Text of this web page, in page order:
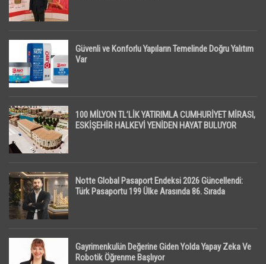
Güvenli ve Konforlu Yapıların Temelinde Doğru Yalıtım
Var
100 MİLYON TL’LİK YATIRIMLA CUMHURİYET MİRASI,
ESKİŞEHİR HALKEVİ YENİDEN HAYAT BULUYOR
Notte Global Pasaport Endeksi 2026 Güncellendi:
Türk Pasaportu 199 Ülke Arasında 86. Sırada
Gayrimenkulün Değerine Giden Yolda Yapay Zeka Ve
Robotik Öğrenme Başlıyor